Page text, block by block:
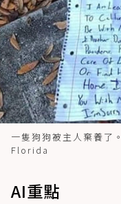
一隻狗狗被主人棄養
Florida
AI重點